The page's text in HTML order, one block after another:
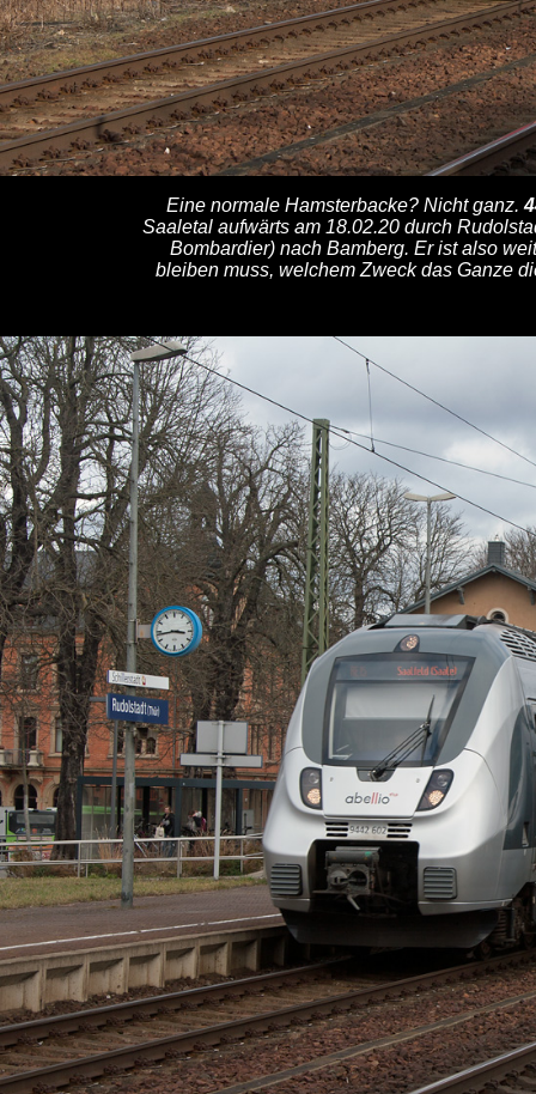
Eine normale Hamsterbacke? Nicht ganz.
Saaletal aufwärts am 18.02.20 durch
Bombardier) nach Bamberg. Er ist also
bleiben muss, welchem Zweck das Ganze